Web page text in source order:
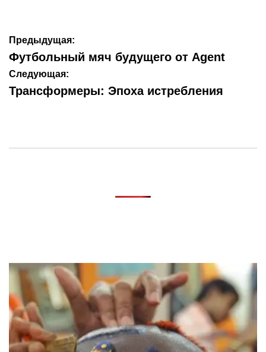
Навигация
по
записям
Предыдущая:
Футбольный мяч будущего от Agent
Следующая:
Трансформеры: Эпоха истребления